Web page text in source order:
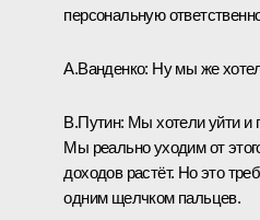
персональную
А.Ванденко: Ну мы же
В.Путин: Мы хотели уйти и
Мы реально уходим от
доходов растёт. Но это
одним щелчком пальцев.